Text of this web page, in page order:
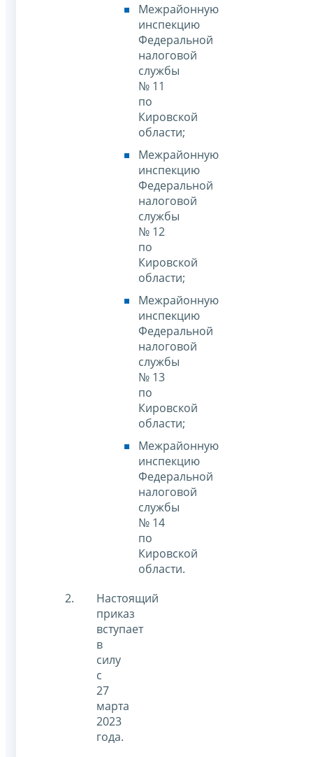
Межрайонную
инспекцию
Федеральной
налоговой
службы
№ 11
по
Кировской
области;
Межрайонную
инспекцию
Федеральной
налоговой
службы
№ 12
по
Кировской
области;
Межрайонную
инспекцию
Федеральной
налоговой
службы
№ 13
по
Кировской
области;
Межрайонную
инспекцию
Федеральной
налоговой
службы
№ 14
по
Кировской
области.
Настоящий
приказ
вступает
в
силу
с
27
марта
2023
года.